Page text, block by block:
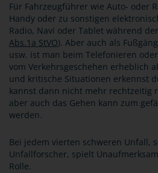
Für Fahrzeugführer wie Auto- oder
Handy oder zu sonstigen
Radio, Navi oder Tablet während
Abs.1a StVO). Aber auch als
usw. ist man beim Telefonieren
vom Verkehrsgeschehen erheblich
und kritische Situationen erkennst
kannst dann nicht mehr rechtzeitig
aber auch das Gehen kann zum
werden.
Bei jedem vierten schweren Unfall,
Unfallforscher, spielt
Rolle.